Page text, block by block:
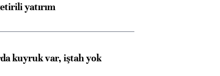
yatırım
kuyruk var, iştah yok